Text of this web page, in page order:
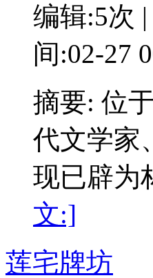
编辑:5次
间:02-27
摘要: 位
代文学家
现已辟为
文:]
莲宅牌坊